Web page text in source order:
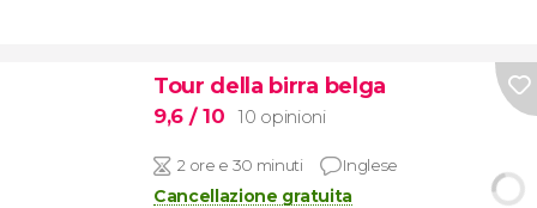
Tour della birra belga
9,6 / 10 10 opinioni
2 ore e 30 minuti Inglese
Cancellazione gratuita